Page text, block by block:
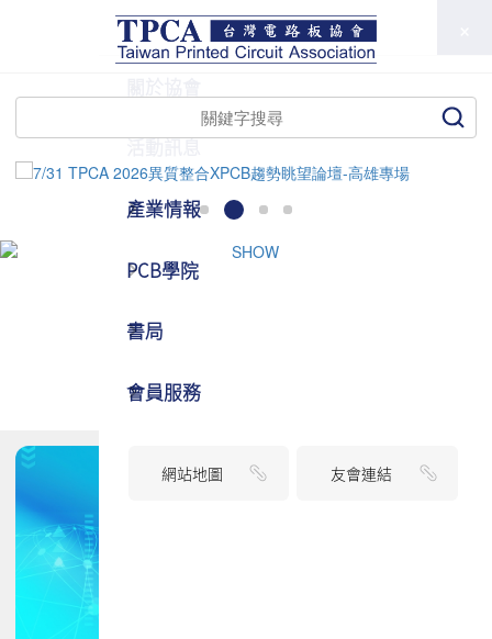
TPCA
活動訊息
產業情報
PCB學院
書局
會員服務
網站地圖 友會連結